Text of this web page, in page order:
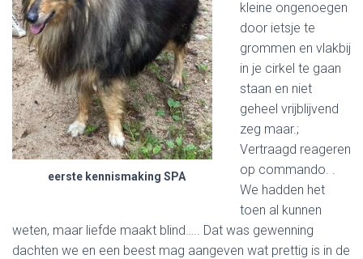
eerste kennismaking SPA
kleine ongenoegen
door ietsje te
grommen en vlakbij
in je cirkel te gaan
staan en niet
geheel vrijblijvend
zeg maar.;
Vertraagd reageren
op commando. .
We hadden het
toen al kunnen
weten, maar liefde maakt blind….. Dat was gewenning
dachten we en een beest mag aangeven wat prettig is in de